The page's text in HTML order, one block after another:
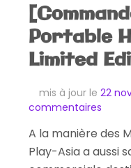
Portable
Limited
mis à jour le 22
commentairessur
DJ
Max
A la manière des
Play-Asia a aussi